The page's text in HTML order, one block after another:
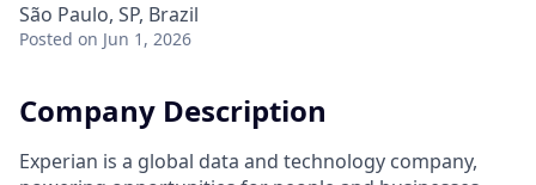
São Paulo, SP, Brazil
Posted on Jun 1, 2026
Company Description
Experian is a global data and technology company,